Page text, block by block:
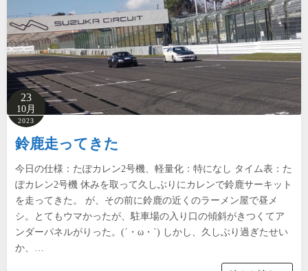
23
10月
2023
鈴鹿走ってきた
今日の仕様：たぽカレン2号機、軽量化：特になし タイム表：た
ぽカレン2号機 休みを取って久しぶりにカレンで鈴鹿サーキット
を走ってきた。 が、その前に鈴鹿の近くのラーメン屋で昼メ
シ。とてもウマかったが、駐車場の入り口の傾斜がきつくてア
ンダーパネルがりった。(´・ω・`) しかし、久しぶり過ぎたせい
か、…